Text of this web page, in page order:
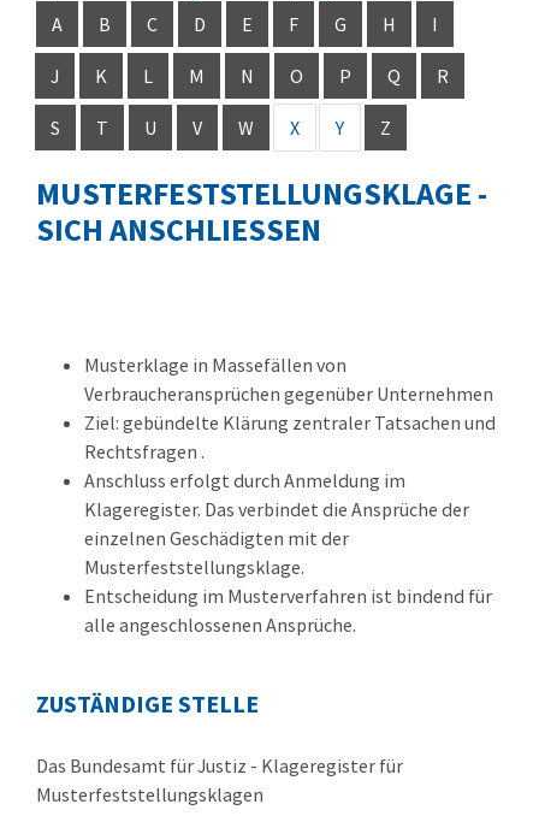
A
B C D E F G H I
J K L M N O P Q R
S T U V W X Y Z
MUSTERFESTSTELLUNGSKLAGE -
SICH ANSCHLIESSEN
Musterklage in Massefällen von
Verbraucheransprüchen gegenüber Unternehmen
Ziel: gebündelte Klärung zentraler Tatsachen und
Rechtsfragen .
Anschluss erfolgt durch Anmeldung im
Klageregister. Das verbindet die Ansprüche der
einzelnen Geschädigten mit der
Musterfeststellungsklage.
Entscheidung im Musterverfahren ist bindend für
alle angeschlossenen Ansprüche.
ZUSTÄNDIGE STELLE
Das Bundesamt für Justiz - Klageregister für
Musterfeststellungsklagen